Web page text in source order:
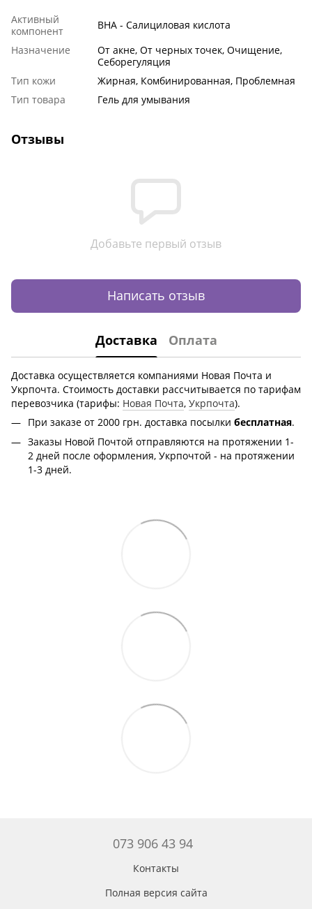
Активный
компонент
BHA - Салициловая кислота
Назначение
От акне, От черных точек, Очищение,
Себорегуляция
Тип кожи
Жирная, Комбинированная, Проблемная
Тип товара
Гель для умывания
Отзывы
Добавьте первый отзыв
Написать отзыв
Доставка Оплата
Доставка осуществляется компаниями Новая Почта и
Укрпочта. Стоимость доставки рассчитывается по тарифам
перевозчика (тарифы: Новая Почта, Укрпочта).
При заказе от 2000 грн. доставка посылки бесплатная.
Заказы Новой Почтой отправляются на протяжении 1-
2 дней после оформления, Укрпочтой - на протяжении
1-3 дней.
073 906 43 94
Контакты
Полная версия сайта